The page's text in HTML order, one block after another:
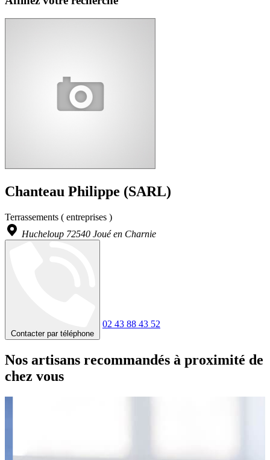
Chanteau Philippe (SARL)
Terrassements ( entreprises )
Hucheloup 72540 Joué en Charnie
Contacter par téléphone
02 43 88 43 52
Nos artisans recommandés à proximité de
chez vous